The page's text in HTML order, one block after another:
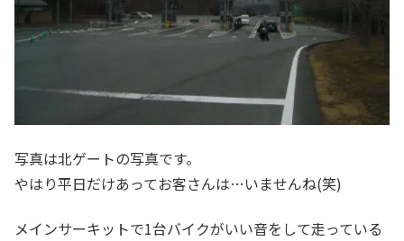
写真は北ゲートの写真です。
やはり平日だけあってお客さんは…いませんね(笑)
メインサーキットで1台バイクがいい音をして走っている